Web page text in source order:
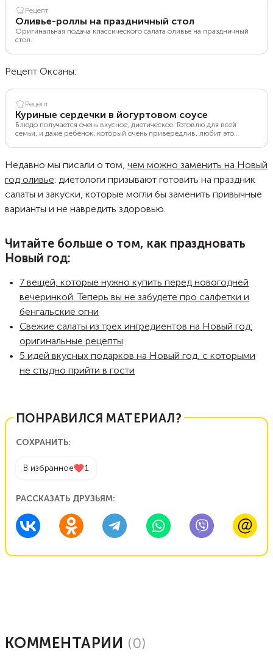
Рецепт
Оливье-роллы на праздничный стол
Оригинальная подача классического салата оливье на праздничный
стол.
Рецепт Оксаны:
Рецепт
Куриные сердечки в йогуртовом соусе
Блюдо получается очень вкусное, диетическое. Готовлю для всей
семьи, и даже ребёнок, который очень привередлив, любит это
рисовой лапшой. Люблю готовить в мультиварке, но можно и на
Недавно мы писали о том, чем можно заменить на Новый
год оливье: диетологи призывают готовить на праздник
салаты и закуски, которые могли бы заменить привычные
варианты и не навредить здоровью.
Читайте больше о том, как праздновать
Новый год:
7 вещей, которые нужно купить перед новогодней
вечеринкой. Теперь вы не забудете про салфетки и
бенгальские огни
Свежие салаты из трех ингредиентов на Новый год:
оригинальные рецепты
5 идей вкусных подарков на Новый год, с которыми
не стыдно прийти в гости
ПОНРАВИЛСЯ МАТЕРИАЛ?
СОХРАНИТЬ:
В избранное 1
РАССКАЗАТЬ ДРУЗЬЯМ:
КОММЕНТАРИИ (0)